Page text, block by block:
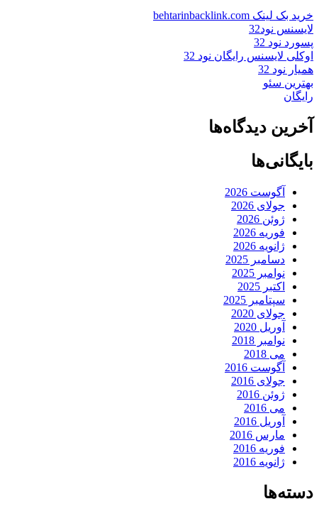
خرید بک لینک behtarinbacklink.com
لایسنس نود32
پسورد نود 32
اوکلی لایسنس رایگان نود 32
همیار نود 32
بهترین سئو
رایگان
آخرین دیدگاه‌ها
بایگانی‌ها
آگوست 2026
جولای 2026
ژوئن 2026
فوریه 2026
ژانویه 2026
دسامبر 2025
نوامبر 2025
اکتبر 2025
سپتامبر 2025
جولای 2020
آوریل 2020
نوامبر 2018
می 2018
آگوست 2016
جولای 2016
ژوئن 2016
می 2016
آوریل 2016
مارس 2016
فوریه 2016
ژانویه 2016
دسته‌ها